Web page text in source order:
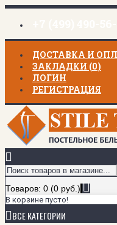
ДОСТАВКА И
ЗАКЛАДКИ (0)
ЛОГИН
РЕГИСТРАЦИЯ
Товаров: 0 (0 руб.)
В корзине пусто!
ВСЕ КАТЕГОРИИ